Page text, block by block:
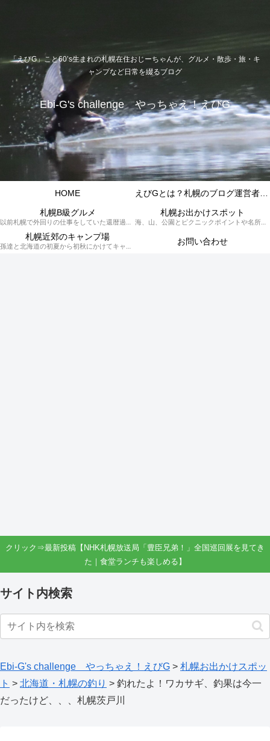
「えびG」こと60’s生まれの札幌在住おじーちゃんが、グルメ・散歩・旅・キ
ャンプなど日常を綴るブログ
Ebi-G's challenge やっちゃえ！えびG
HOME
札幌B級グルメ
以前札幌で外回りの仕事をしていた還暦過ぎブロガー「えびG」がランチ（サラリーマンランチ、サラメシ）を中心に、おそば、ラーメン、中華、日替わりランチを「札幌Bグルメ」と題してレポートしているブログカテゴリーのページです。現在は定年後の再雇用で札幌中とはいかなまでも会社の近くのすすきの界隈や家のある札幌市南区を中心に徘徊しております。
札幌お出かけスポット
海、山、公園とピクニックポイントや名所、旧跡などなど、、、、、札幌はもとより郊外の無理なく日帰りでいって帰ってこれるお出かけスポットを孫っち達（小学５、３年生、幼稚園年長さんの３人）とえびGがお出かけをして紹介しているページです。
札幌近郊のキャンプ場
孫達と北海道の初夏から初秋にかけてキャンプに出かけます。キャンプ場情報だったり料理だったり花火や遊びに虫取りとまさに「やっちゃえ！えびG」やりたい放題のブログです。 お問い合わせ
クリック⇒最新投稿【NHK札幌放送局「豊臣兄弟！」全国巡回展を見てき
た｜食堂ランチも楽しめる】
サイト内検索
Ebi-G's challenge やっちゃえ！えびG > 札幌お出かけスポッ
ト > 北海道・札幌の釣り > 釣れたよ！ワカサギ、釣果は今一
だったけど、、、札幌茨戸川